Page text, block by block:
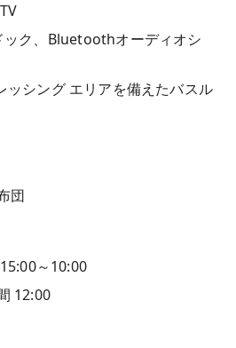
ク、Bluetoothオーディオシ
ッシング エリアを備えたバスル
団
～10:00
12:00